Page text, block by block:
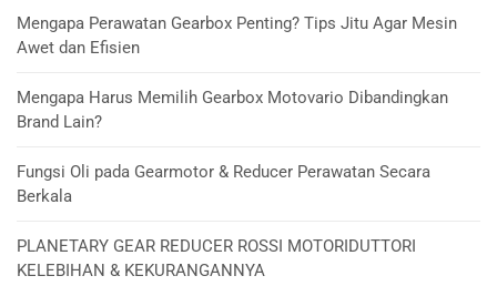
Mengapa Perawatan Gearbox Penting? Tips Jitu Agar Mesin
Awet dan Efisien
Mengapa Harus Memilih Gearbox Motovario Dibandingkan
Brand Lain?
Fungsi Oli pada Gearmotor & Reducer Perawatan Secara
Berkala
PLANETARY GEAR REDUCER ROSSI MOTORIDUTTORI
KELEBIHAN & KEKURANGANNYA